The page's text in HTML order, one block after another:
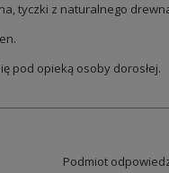
tyczki z naturalnego
pod opieką osoby dorosłej.
Podmiot